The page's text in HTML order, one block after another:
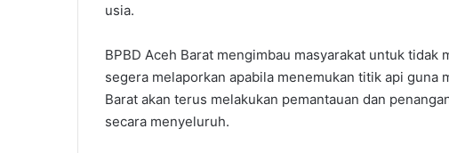
usia.
BPBD Aceh Barat mengimbau masyarakat untuk
segera melaporkan apabila menemukan titik api guna
Barat akan terus melakukan pemantauan dan
secara menyeluruh.